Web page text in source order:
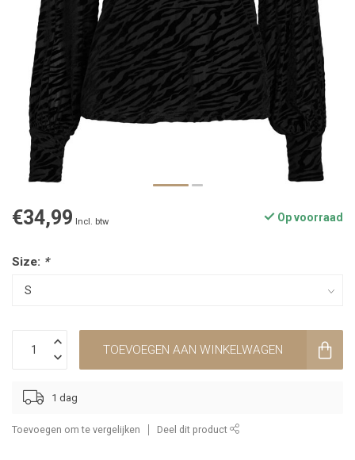
€34,99 Incl. btw Op voorraad
Size: *
TOEVOEGEN AAN WINKELWAGEN
1 dag
Toevoegen om te vergelijken Deel dit product